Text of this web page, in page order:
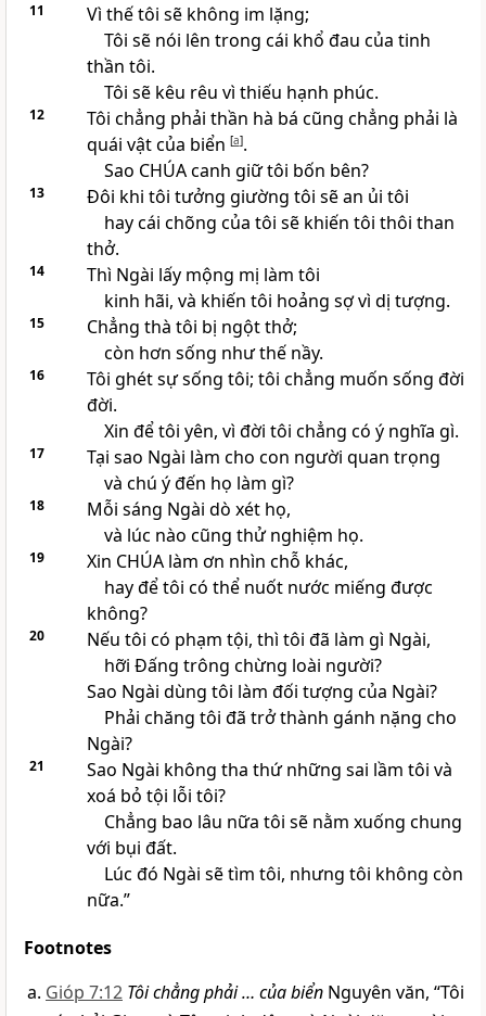
11
Vì thế tôi sẽ không im lặng;
Tôi sẽ nói lên trong cái khổ đau của tinh
thần tôi.
Tôi sẽ kêu rêu vì thiếu hạnh phúc.
12
Tôi chẳng phải thần hà bá cũng chẳng phải là
quái vật của biển [a].
Sao CHÚA canh giữ tôi bốn bên?
13
Đôi khi tôi tưởng giường tôi sẽ an ủi tôi
hay cái chõng của tôi sẽ khiến tôi thôi than
thở.
14
Thì Ngài lấy mộng mị làm tôi
kinh hãi, và khiến tôi hoảng sợ vì dị tượng.
15
Chẳng thà tôi bị ngột thở;
còn hơn sống như thế nầy.
16
Tôi ghét sự sống tôi; tôi chẳng muốn sống đời
đời.
Xin để tôi yên, vì đời tôi chẳng có ý nghĩa gì.
17
Tại sao Ngài làm cho con người quan trọng
và chú ý đến họ làm gì?
18
Mỗi sáng Ngài dò xét họ,
và lúc nào cũng thử nghiệm họ.
19
Xin CHÚA làm ơn nhìn chỗ khác,
hay để tôi có thể nuốt nước miếng được
không?
20
Nếu tôi có phạm tội, thì tôi đã làm gì Ngài,
hỡi Đấng trông chừng loài người?
Sao Ngài dùng tôi làm đối tượng của Ngài?
Phải chăng tôi đã trở thành gánh nặng cho
Ngài?
21
Sao Ngài không tha thứ những sai lầm tôi và
xoá bỏ tội lỗi tôi?
Chẳng bao lâu nữa tôi sẽ nằm xuống chung
với bụi đất.
Lúc đó Ngài sẽ tìm tôi, nhưng tôi không còn
nữa.”
Footnotes
Gióp 7:12 Tôi chẳng phải … của biển Nguyên văn, “Tôi